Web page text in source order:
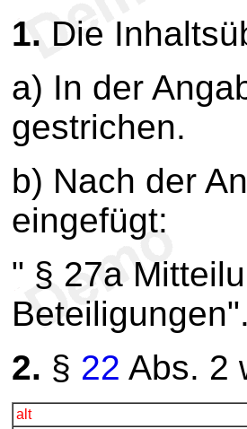
1. Die
a) In der
gestrichen.
b) Nach der
eingefügt:
" § 27a
Beteiligungen".
2. § 22 Abs. 2
alt